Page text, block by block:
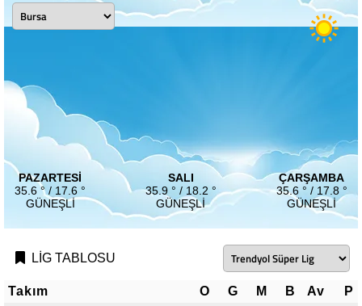
PAZARTESI
35.6 ° / 17.6 °
GÜNEŞLI
SALI
35.9 ° / 18.2 °
GÜNEŞLI
ÇARŞAMBA
35.6 ° / 17.8 °
GÜNEŞLI
LİG TABLOSU
Takım O G M B Av
P